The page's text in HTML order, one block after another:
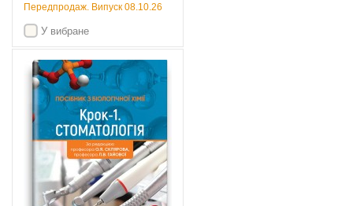
Передпродаж. Випуск 08.10.26
У вибране